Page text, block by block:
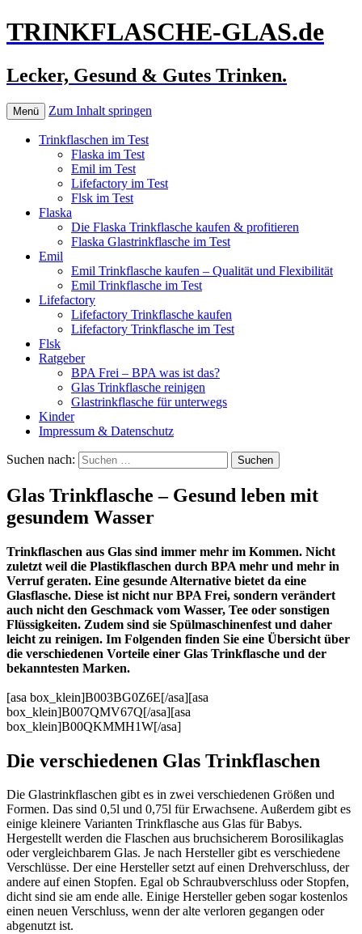
TRINKFLASCHE-GLAS.de
Lecker, Gesund & Gutes Trinken.
Menü Zum Inhalt springen
Trinkflaschen im Test
Flaska im Test
Emil im Test
Lifefactory im Test
Flsk im Test
Flaska
Die Flaska Trinkflasche kaufen & profitieren
Flaska Glastrinkflasche im Test
Emil
Emil Trinkflasche kaufen – Qualität und Flexibilität
Emil Trinkflasche im Test
Lifefactory
Lifefactory Trinkflasche kaufen
Lifefactory Trinkflasche im Test
Flsk
Ratgeber
BPA Frei – BPA was ist das?
Glas Trinkflasche reinigen
Glastrinkflasche für unterwegs
Kinder
Impressum & Datenschutz
Suchen nach:
Glas Trinkflasche – Gesund leben mit
gesundem Wasser
Trinkflaschen aus Glas sind immer mehr im Kommen. Nicht
zuletzt weil die Plastikflaschen durch BPA mehr und mehr in
Verruf geraten. Eine gesunde Alternative bietet da eine
Glasflasche. Diese ist nicht nur BPA Frei, sondern verändert
auch nicht den Geschmack vom Wasser, Tee oder sonstigen
Flüssigkeiten. Zudem sind sie Spülmaschinenfest und daher
leicht zu reinigen. Im Folgenden finden Sie eine Übersicht über
die verschiedenen Vorteile einer Glas Trinkflasche und der
bekanntesten Marken.
[asa box_klein]B003BG0Z6E[/asa][asa
box_klein]B007QMV67Q[/asa][asa
box_klein]B00QKMMH1W[/asa]
Die verschiedenen Glas Trinkflaschen
Die Glastrinkflaschen gibt es in zwei verschiedenen Größen und
Formen. Das sind 0,5l und 0,75l für Erwachsene. Außerdem gibt es
einige kleinere Varianten Trinkflasche aus Glas für Babys.
Hergestellt werden die Flaschen aus bruchsicherem Borosilikaglas
oder vergleichbarem Glas. Je nach Hersteller gibt es verschiedene
Verschlüsse. Der eine Hersteller setzt auf einen Drehverschluss, der
andere auf einen Stopfen. Egal ob Schraubverschluss oder Stopfen,
dicht sind sie am ende alle. Einige Hersteller geben sogar kostenlos
einen neuen Verschluss, wenn der alte verloren gegangen oder
abgenutzt ist.